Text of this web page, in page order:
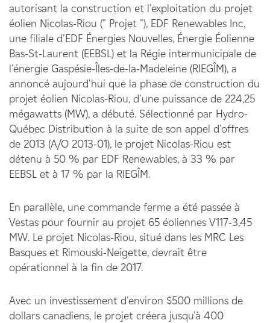
autorisant la construction et l'exploitation du projet
éolien Nicolas-Riou (" Projet "), EDF Renewables Inc,
une filiale d'EDF Énergies Nouvelles, Énergie Éolienne
Bas-St-Laurent (EEBSL) et la Régie intermunicipale de
l'énergie Gaspésie-Îles-de-la-Madeleine (RIEGÎM), a
annoncé aujourd'hui que la phase de construction du
projet éolien Nicolas-Riou, d'une puissance de 224,25
mégawatts (MW), a débuté. Sélectionné par Hydro-
Québec Distribution à la suite de son appel d'offres
de 2013 (A/O 2013-01), le projet Nicolas-Riou est
détenu à 50 % par EDF Renewables, à 33 % par
EEBSL et à 17 % par la RIEGÎM.
En parallèle, une commande ferme a été passée à
Vestas pour fournir au projet 65 éoliennes V117-3,45
MW. Le projet Nicolas-Riou, situé dans les MRC Les
Basques et Rimouski-Neigette, devrait être
opérationnel à la fin de 2017.
Avec un investissement d'environ $500 millions de
dollars canadiens, le projet créera jusqu'à 400